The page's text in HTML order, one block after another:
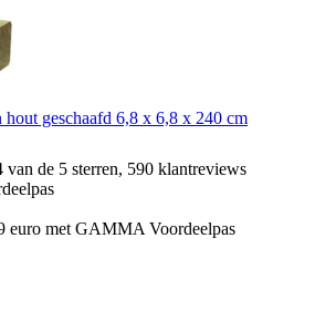
geschaafd 6,8 x 6,8 x 240 cm
van de 5 sterren, 590 klantreviews
euro met GAMMA Voordeelpas